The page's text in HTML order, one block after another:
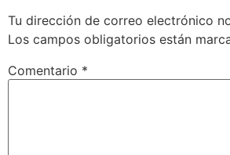
Tu dirección de correo electrónico
Los campos obligatorios están
Comentario *